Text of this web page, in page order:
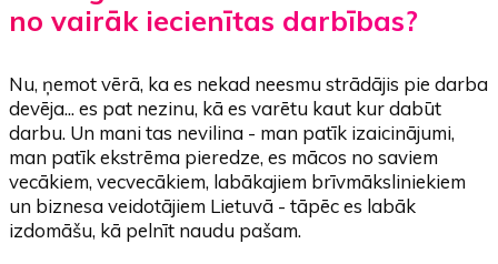
no vairāk iecienītas darbības?
Nu, ņemot vērā, ka es nekad neesmu strādājis pie darba
devēja... es pat nezinu, kā es varētu kaut kur dabūt
darbu. Un mani tas nevilina - man patīk izaicinājumi,
man patīk ekstrēma pieredze, es mācos no saviem
vecākiem, vecvecākiem, labākajiem brīvmāksliniekiem
un biznesa veidotājiem Lietuvā - tāpēc es labāk
izdomāšu, kā pelnīt naudu pašam.